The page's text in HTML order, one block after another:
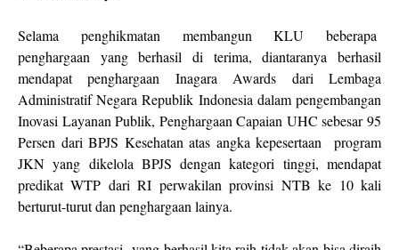
Selama penghikmatan membangun KLU beberapa
penghargaan yang berhasil di terima, diantaranya berhasil
mendapat penghargaan Inagara Awards dari Lembaga
Administratif Negara Republik Indonesia dalam pengembangan
Inovasi Layanan Publik, Penghargaan Capaian UHC sebesar 95
Persen dari BPJS Kesehatan atas angka kepesertaan program
JKN yang dikelola BPJS dengan kategori tinggi, mendapat
predikat WTP dari RI perwakilan provinsi NTB ke 10 kali
berturut-turut dan penghargaan lainya.